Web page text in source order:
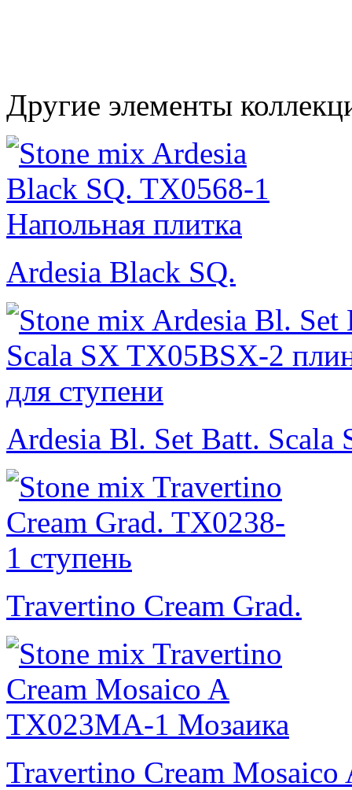
Другие элементы
Ardesia Black SQ.
Ardesia Bl. Set Batt. Scala
Travertino Cream Grad.
Travertino Cream Mosaico